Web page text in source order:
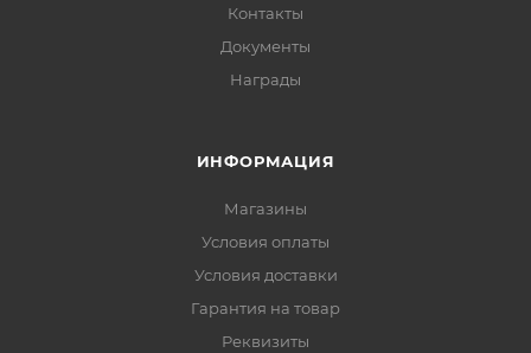
Контакты
Документы
Награды
ИНФОРМАЦИЯ
Магазины
Условия оплаты
Условия доставки
Гарантия на товар
Реквизиты